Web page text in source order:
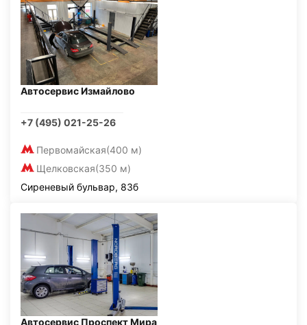
Автосервис Измайлово
+7 (495) 021-25-26
Первомайская(400 м)
Щелковская(350 м)
Сиреневый бульвар, 83б
Автосервис Проспект Мира